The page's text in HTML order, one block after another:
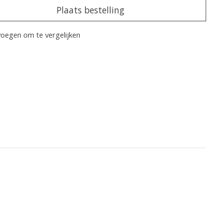
Plaats bestelling
om te vergelijken